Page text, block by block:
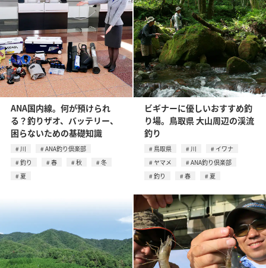
ANA国内線。何が預けられ
る？釣りザオ、バッテリー、
困らないための基礎知識
川
ANA釣り倶楽部
釣り
春 秋
冬
夏
ビギナーに優しいおすすめ釣
り場。鳥取県 大山周辺の渓流
釣り
鳥取県 川
イワナ
ヤマメ
ANA釣り倶楽部
釣り
春 夏